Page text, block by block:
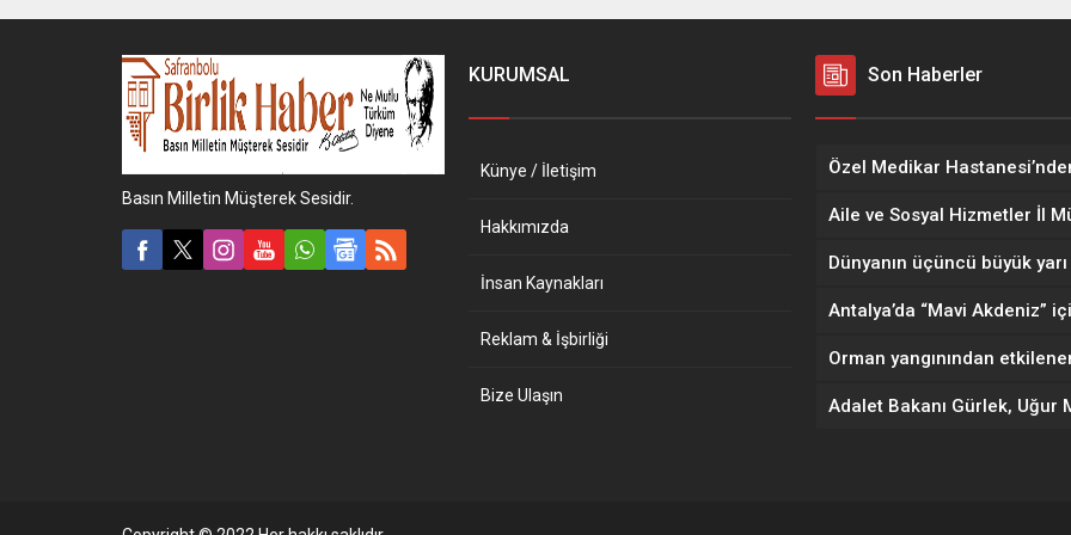
Basın Milletin Müşterek Sesidir.
KURUMSAL
Künye / İletişim
Hakkımızda
İnsan Kaynakları
Reklam & İşbirliği
Bize Ulaşın
Son Haberler